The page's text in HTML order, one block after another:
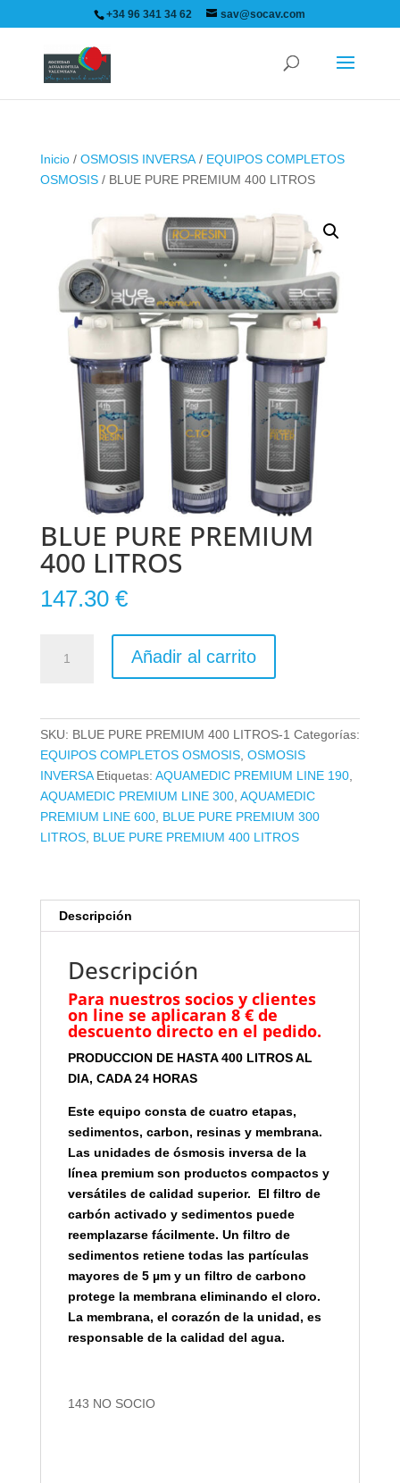
+34 96 341 34 62 sav@socav.com
Inicio/ OSMOSIS INVERSA/ EQUIPOS COMPLETOS
OSMOSIS/ BLUE PURE PREMIUM 400 LITROS
BLUE PURE PREMIUM
400 LITROS
147.30 €
PURE
Añadir al carrito
SKU: BLUE PURE PREMIUM 400 LITROS-1 Categorías:
EQUIPOS COMPLETOS OSMOSIS, OSMOSIS
INVERSA Etiquetas: AQUAMEDIC PREMIUM LINE 190,
AQUAMEDIC PREMIUM LINE 300, AQUAMEDIC
PREMIUM LINE 600, BLUE PURE PREMIUM 300
LITROS, BLUE PURE PREMIUM 400 LITROS
Descripción
Descripción
Para nuestros socios y clientes
on line se aplicaran 8 € de
descuento directo en el pedido.
PRODUCCION DE HASTA 400 LITROS AL
DIA, CADA 24 HORAS
Este equipo consta de cuatro etapas,
sedimentos, carbon, resinas y membrana.
Las unidades de ósmosis inversa de la
línea premium son productos compactos y
versátiles de calidad superior. El filtro de
carbón activado y sedimentos puede
reemplazarse fácilmente. Un filtro de
sedimentos retiene todas las partículas
mayores de 5 µm y un filtro de carbono
protege la membrana eliminando el cloro.
La membrana, el corazón de la unidad, es
responsable de la calidad del agua.
143 NO SOCIO